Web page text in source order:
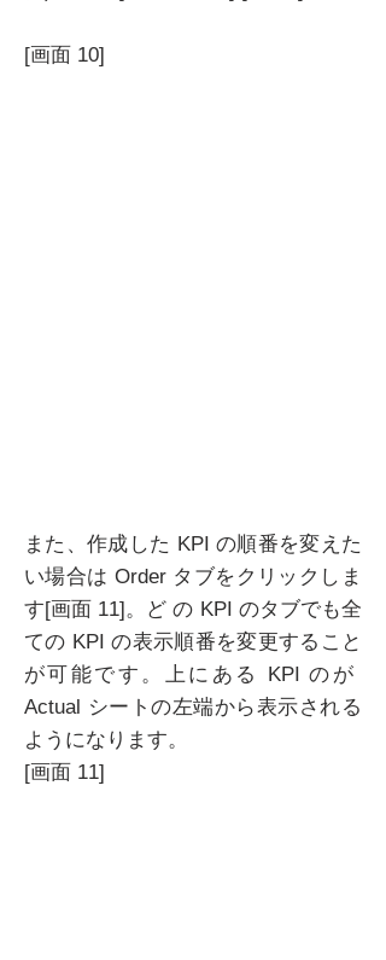
[画面 10]
また、作成した KPI の順番を変えた
い場合は Order タブをクリックしま
す[画面 11]。ど の KPI のタブでも全
ての KPI の表示順番を変更すること
が可能です。上にある KPI のが
Actual シートの左端から表示される
ようになります。
[画面 11]